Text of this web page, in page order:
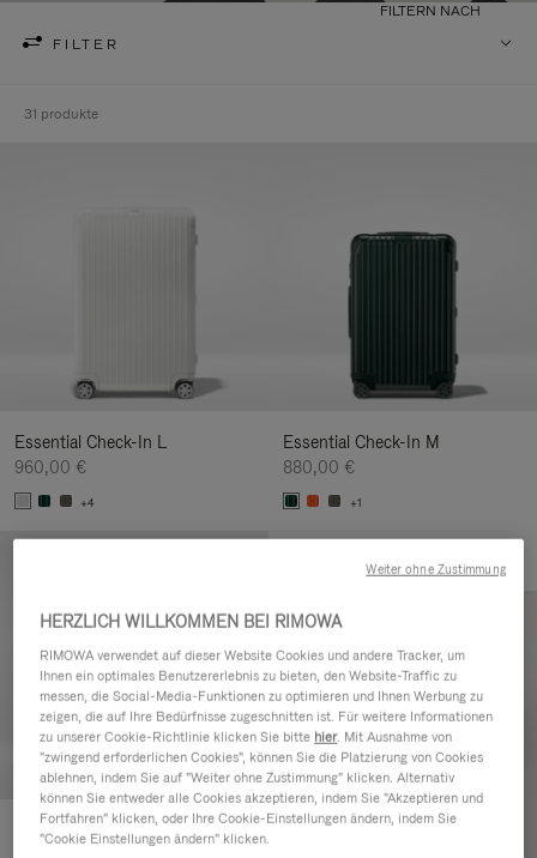
FILTER
FILTERN NACH
31 produkte
Essential Check-In L
960,00 €
+4
Essential Check-In M
880,00 €
+1
Essential Cabin
HERZLICH WILLKOMMEN BEI RIMOWA
RIMOWA verwendet auf dieser Website Cookies und andere Tracker, um
Ihnen ein optimales Benutzererlebnis zu bieten, den Website-Traffic zu
messen, die Social-Media-Funktionen zu optimieren und Ihnen Werbung zu
zeigen, die auf Ihre Bedürfnisse zugeschnitten ist. Für weitere Informationen
zu unserer Cookie-Richtlinie klicken Sie bitte hier. Mit Ausnahme von
"zwingend erforderlichen Cookies", können Sie die Platzierung von Cookies
ablehnen, indem Sie auf "Weiter ohne Zustimmung" klicken. Alternativ
können Sie entweder alle Cookies akzeptieren, indem Sie "Akzeptieren und
Fortfahren" klicken, oder Ihre Cookie-Einstellungen ändern, indem Sie
"Cookie Einstellungen ändern" klicken.
Weiter ohne Zustimmung